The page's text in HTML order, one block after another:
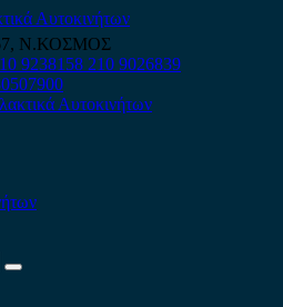
Ν.ΚΟΣΜΟΣ
9238158 210 9026839